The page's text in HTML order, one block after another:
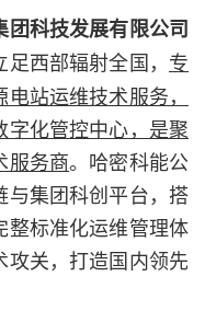
科技发展有限公司
足西部辐射全国， 专
站运维技术服务，
化管控中心，是聚
服务商。哈密科能公
与集团科创平台，搭
整标准化运维管理体
攻关，打造国内领先